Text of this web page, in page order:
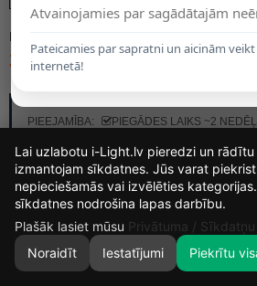
MODELIS:
37.45€
PIEEJAMĪBA:
PIEGĀDES LAIKS ~2
Atvainojamies par sagādātajām
Pateicamies par sapratni un aicinām
internetā!
15
DIENAS
6
STUNDAS
33
MIN.
Lai uzlabotu i-Light.lv pieredzi un rādītu
izmantojam sīkdatnes. Jūs varat
nepieciešamās vai izvēlēties
sīkdatnes nodrošina lapas darbību.
Plašāk lasiet mūsu Privātuma /
Noraidīt
Iestatījumi Piekrītu